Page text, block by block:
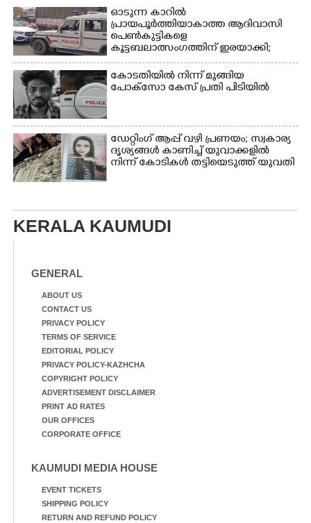
ഓടുന്ന കാറിൽ
പ്രായപൂർത്തിയാകാത്ത ആദിവാസി
പെൺകുട്ടികളെ
കൂട്ടബലാത്സംഗത്തിന് ഇരയാക്കി;
മൂന്ന് പേർ പിടിയിൽ
കോടതിയിൽ നിന്ന് മുങ്ങിയ
പോക്സോ കേസ് പ്രതി പിടിയിൽ
ഡേറ്റിംഗ് ആപ്പ് വഴി പ്രണയം; സ്വകാര്യ
ദൃശ്യങ്ങൾ കാണിച്ച് യുവാക്കളിൽ
നിന്ന് കോടികൾ തട്ടിയെടുത്ത് യുവതി
KERALA KAUMUDI
GENERAL
ABOUT US
CONTACT US
PRIVACY POLICY
TERMS OF SERVICE
EDITORIAL POLICY
PRIVACY POLICY-KAZHCHA
COPYRIGHT POLICY
ADVERTISEMENT DISCLAIMER
PRINT AD RATES
OUR OFFICES
CORPORATE OFFICE
KAUMUDI MEDIA HOUSE
EVENT TICKETS
SHIPPING POLICY
RETURN AND REFUND POLICY